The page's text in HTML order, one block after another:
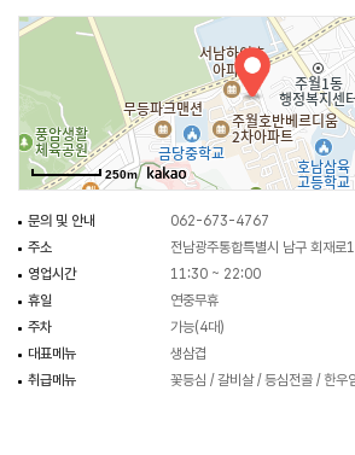
250m
문의 및 안내
062-673-4767
주소
전남광주통합특별시 남구 회재
영업시간
11:30 ~ 22:00
휴일
연중무휴
주차
가능(4대)
대표메뉴
생삼겹
취급메뉴
꽃등심 / 갈비살 / 등심전골 / 한우